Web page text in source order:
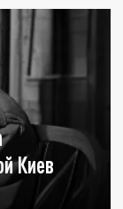
Киев